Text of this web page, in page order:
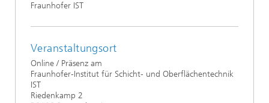
Fraunhofer IST
Veranstaltungsort
Online / Präsenz am
Fraunhofer-Institut für Schicht- und Oberflächentechnik
IST
Riedenkamp 2